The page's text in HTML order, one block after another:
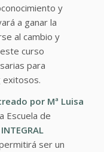
y
a ganar la
al cambio y
curso
para
por Mª Luisa
Escuela de
ser un